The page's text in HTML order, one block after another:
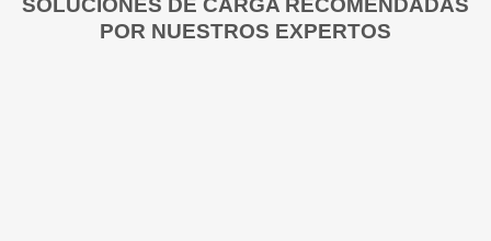
POR NUESTROS EXPERTOS